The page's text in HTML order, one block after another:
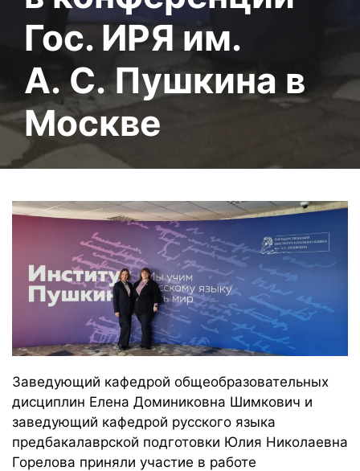
Гос. ИРЯ им.
А. С. Пушкина в
Москве
Заведующий кафедрой общеобразовательных
дисциплин Елена Доминиковна Шимкович и
заведующий кафедрой русского языка
предбакалаврской подготовки Юлия Николаевна
Горелова приняли участие в работе